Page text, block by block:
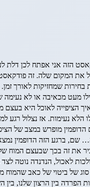
הזה אני אפתח לכן
המקום שלה. זה
שמחזיקות לאורך זמן.
מעט מכאיבה או לא נעימה
הציפייה לאוכל היא
נעימות. אז נצלול רגע
מופרש במצב של
שם, ברגע הזה הדופמין
זה בכך שבעצם המוח שלנו
לאכול, הנדנדה נוטה
של ביטוי של כאב שהמוח
הפרדה בין הרצון שלנו,